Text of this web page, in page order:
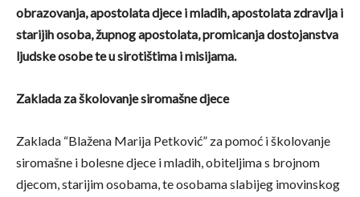
obrazovanja, apostolata djece i mladih, apostolata zdravlja i
starijih osoba, župnog apostolata, promicanja dostojanstva
ljudske osobe te u sirotištima i misijama.
Zaklada za školovanje siromašne djece
Zaklada “Blažena Marija Petković” za pomoć i školovanje
siromašne i bolesne djece i mladih, obiteljima s brojnom
djecom, starijim osobama, te osobama slabijeg imovinskog